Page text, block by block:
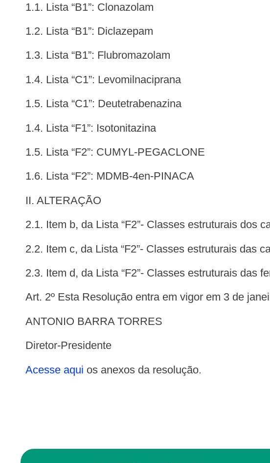
1.1. Lista “B1”: Clonazolam
1.2. Lista “B1”: Diclazepam
1.3. Lista “B1”: Flubromazolam
1.4. Lista “C1”: Levomilnaciprana
1.5. Lista “C1”: Deutetrabenazina
1.4. Lista “F1”: Isotonitazina
1.5. Lista “F2”: CUMYL-PEGACLONE
1.6. Lista “F2”: MDMB-4en-PINACA
II. ALTERAÇÃO
2.1. Item b, da Lista “F2”- Classes estruturais dos
2.2. Item c, da Lista “F2”- Classes estruturais das
2.3. Item d, da Lista “F2”- Classes estruturais das
Art. 2º Esta Resolução entra em vigor em 3 de
ANTONIO BARRA TORRES
Diretor-Presidente
Acesse aqui os anexos da resolução.